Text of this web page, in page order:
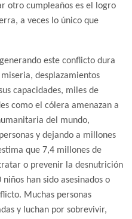
otro cumpleaños es el logro
a veces lo único que
este conflicto dura
desplazamientos
capacidades, miles de
como el cólera amenazan a
del mundo,
y dejando a millones
que 7,4 millones de
o prevenir la desnutrición
han sido asesinados o
Muchas personas
y luchan por sobrevivir,